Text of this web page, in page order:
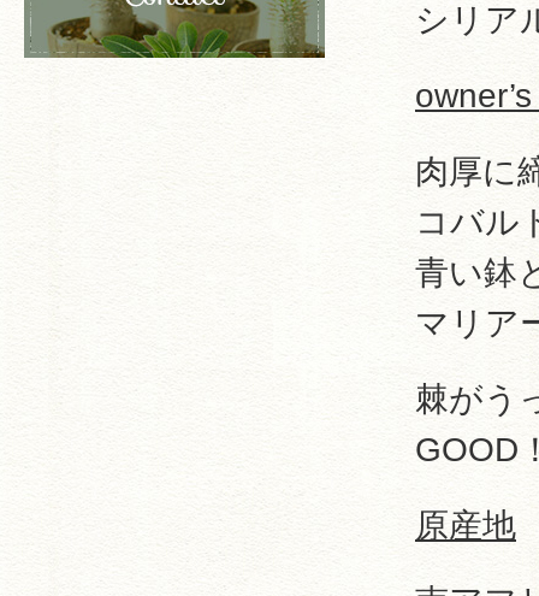
シリア
肉厚に
コバル
青い鉢
マリア
棘がう
GOOD
原産地